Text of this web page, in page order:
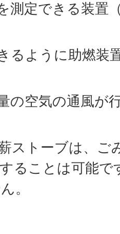
測定できる装置
るように助燃装
の空気の通風が
ストーブは、ご
ることは可能で
。